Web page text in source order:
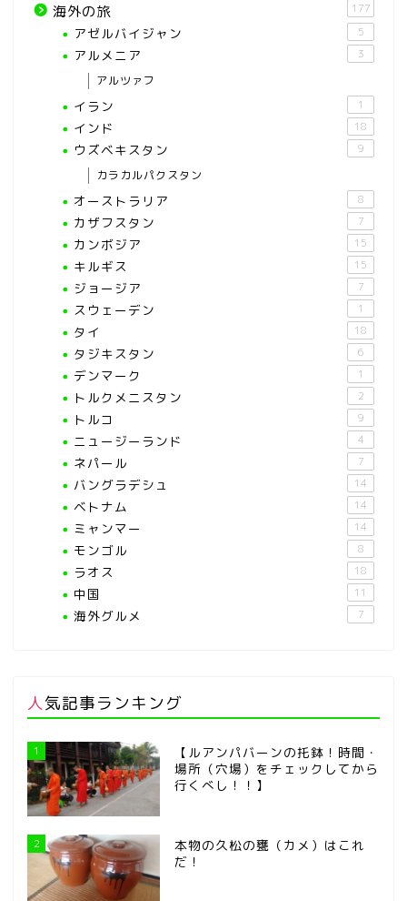
海外の旅 177
アゼルバイジャン 5
アルメニア 3
アルツァフ
イラン 1
インド 18
ウズベキスタン 9
カラカルパクスタン
オーストラリア 8
カザフスタン 7
カンボジア 15
キルギス 15
ジョージア 7
スウェーデン 1
タイ 18
タジキスタン 6
デンマーク 1
トルクメニスタン 2
トルコ 9
ニュージーランド 4
ネパール 7
バングラデシュ 14
ベトナム 14
ミャンマー 14
モンゴル 8
ラオス 18
中国 11
海外グルメ 7
人気記事ランキング
1
【ルアンパバーンの托鉢！時間・
場所（穴場）をチェックしてから
行くべし！！】
2
本物の久松の甕（カメ）はこれ
だ！